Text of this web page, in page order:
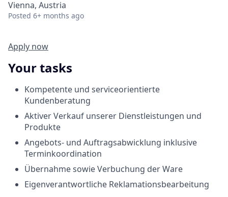
Vienna, Austria
Posted 6+ months ago
Apply now
Your tasks
Kompetente und serviceorientierte
Kundenberatung
Aktiver Verkauf unserer Dienstleistungen und
Produkte
Angebots- und Auftragsabwicklung inklusive
Terminkoordination
Übernahme sowie Verbuchung der Ware
Eigenverantwortliche Reklamationsbearbeitung